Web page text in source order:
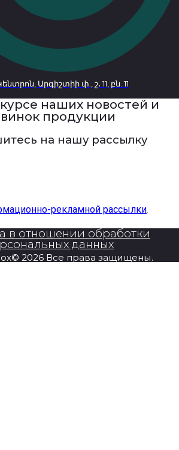
Արգիշտիի փ., շ․ 11, բն. 11
наших новостей и
продукции
на нашу рассылку
рекламной рассылки.
в отношении обработки
данных
2026 Все права защищены.